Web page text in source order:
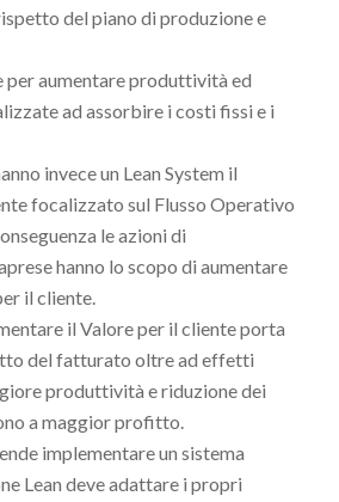
del piano di produzione e
per aumentare produttività ed
ad assorbire i costi fissi e i
invece un Lean System il
focalizzato sul Flusso Operativo
le azioni di
hanno lo scopo di aumentare
il cliente.
il Valore per il cliente porta
del fatturato oltre ad effetti
produttività e riduzione dei
a maggior profitto.
implementare un sistema
Lean deve adattare i propri